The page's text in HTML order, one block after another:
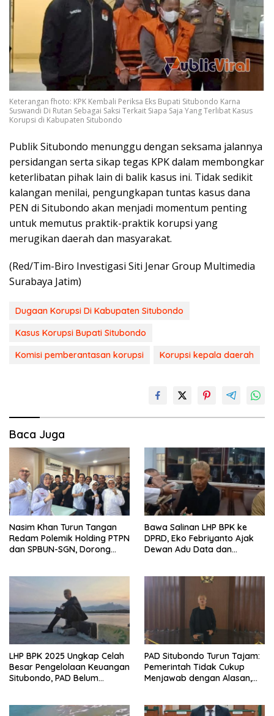
Keterangan fhoto: KPK Kembali Periksa Eks Bupati Situbondo Karna
Suswandi Di Rutan Sebagai Saksi Terkait Siapa Saja Yang Terlibat Kasus
Korupsi di Kabupaten Situbondo
Publik Situbondo menunggu dengan seksama jalannya
persidangan serta sikap tegas KPK dalam membongkar
keterlibatan pihak lain di balik kasus ini. Tidak sedikit
kalangan menilai, pengungkapan tuntas kasus dana
PEN di Situbondo akan menjadi momentum penting
untuk memutus praktik-praktik korupsi yang
merugikan daerah dan masyarakat.
(Red/Tim-Biro Investigasi Siti Jenar Group Multimedia
Surabaya Jatim)
Dugaan Korupsi Di Kabupaten Situbondo
Kasus Korupsi Bupati Situbondo
Komisi pemberantasan korupsi
Korupsi kepala daerah
Baca Juga
Nasim Khan Turun Tangan
Redam Polemik Holding PTPN
dan SPBUN-SGN, Dorong
Bawa Salinan LHP BPK ke
DPRD, Eko Febriyanto Ajak
Dewan Adu Data dan
LHP BPK 2025 Ungkap Celah
Besar Pengelolaan Keuangan
Situbondo, PAD Belum
PAD Situbondo Turun Tajam:
Pemerintah Tidak Cukup
Menjawab dengan Alasan,